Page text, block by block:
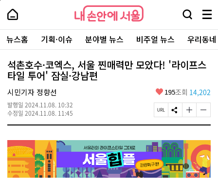
본
로
가
내
손
안
에
서
울
-
서
울
시
대
표
소
통
포
내
손
에
울
검
창
열
기
메
뉴
전
체
보
주
요
서
뉴스홈 기획·이슈 분야별 뉴스 비주얼 뉴스 우리동
석촌호수·코엑스, 서울 찐매력만 모았다! '라이프스
타일 투어' 잠실·강남편
시민기자 정향선
발행일 2024.11.08. 10:32
수정일 2024.11.08. 11:45
좋
요
195조회 14,202
페
이
U
R
L
복
사
S
N
공
유
하
기
글
자
기
크
게
변
경
하
글
자
기
작
게
변
경
하
페
상
단
로